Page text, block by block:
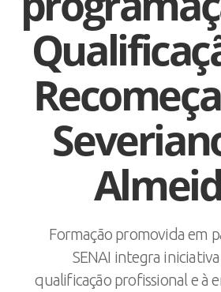
Formação promovida em
SENAI integra
qualificação profissional e à